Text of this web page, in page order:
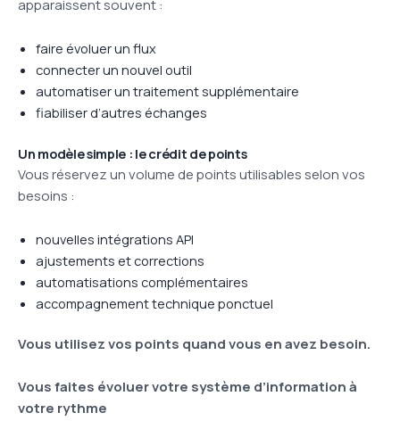
apparaissent souvent :
faire évoluer un flux
connecter un nouvel outil
automatiser un traitement supplémentaire
fiabiliser d’autres échanges
Un modèle simple : le crédit de points
Vous réservez un volume de points utilisables selon vos
besoins :
nouvelles intégrations API
ajustements et corrections
automatisations complémentaires
accompagnement technique ponctuel
Vous utilisez vos points quand vous en avez besoin.
Vous faites évoluer votre système d’information à
votre rythme